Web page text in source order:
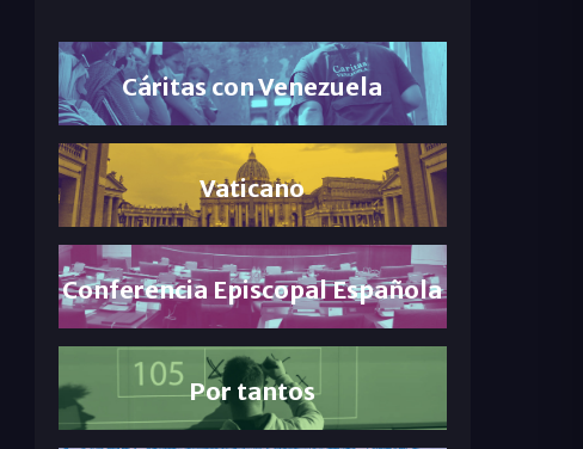
Cáritas con Venezuela
Vaticano
Conferencia Episcopal Española
Por tantos